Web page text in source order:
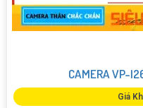
CAMERA VP-
Giá